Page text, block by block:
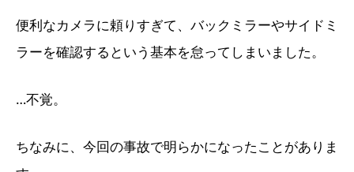
便利なカメラに頼りすぎて、バックミラーやサイドミ
ラーを確認するという基本を怠ってしまいました。
…不覚。
ちなみに、今回の事故で明らかになったことがありま